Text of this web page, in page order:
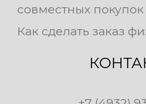
совместных покупок
Как сделать заказ